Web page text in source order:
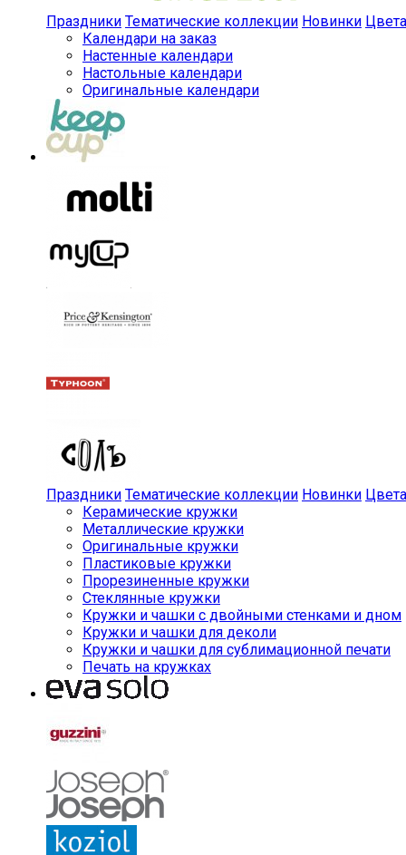
Праздники Тематические коллекции Новинки Цвета
Календари на заказ
Настенные календари
Настольные календари
Оригинальные календари
Праздники Тематические коллекции Новинки Цвета
Керамические кружки
Металлические кружки
Оригинальные кружки
Пластиковые кружки
Прорезиненные кружки
Стеклянные кружки
Кружки и чашки с двойными стенками и дном
Кружки и чашки для деколи
Кружки и чашки для сублимационной печати
Печать на кружках